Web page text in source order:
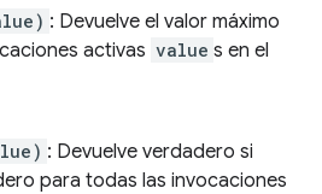
: Devuelve el valor máximo
activas value s en el
: Devuelve verdadero si
para todas las invocaciones